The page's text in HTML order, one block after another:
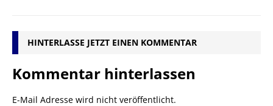
HINTERLASSE JETZT EINEN KOMMENTAR
Kommentar hinterlassen
E-Mail Adresse wird nicht veröffentlicht.